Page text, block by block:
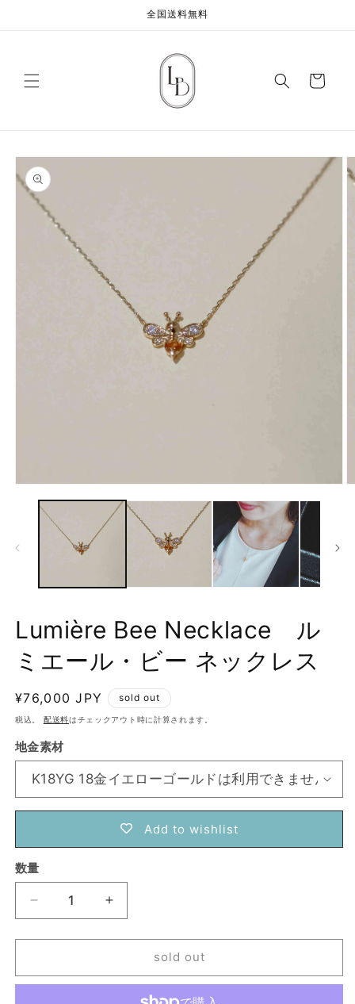
全国送料無料
ー
商品情
報にス
キップ
で
く
Lumière Bee Necklace ル
ミエール・ビー ネックレス
通
常
格
¥76,000 JPY sold out
税込。 配送料はチェックアウト時に計算されます。
地金素材
Add to wishlist
数
数量
Lumière
Bee
Necklace
ミ
Lumière
Bee
Necklace
ミ
sold out